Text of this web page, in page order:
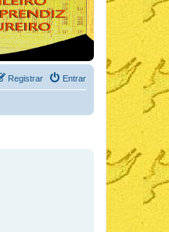
Entrar
Registrar